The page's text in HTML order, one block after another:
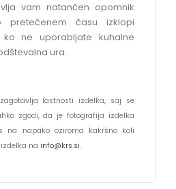
vam natančen opomnik
pretečenem času izklopi
ko ne uporabljate kuhalne
ura.
lastnosti izdelka, saj se
zgodi, da je fotografija izdelka
na napako oziroma kakršno koli
na info@krs.si.